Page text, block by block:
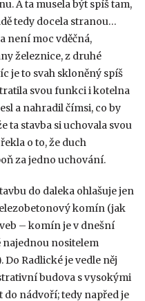
A ta musela být spíš tam,
tedy docela stranou…
není moc vděčná,
železnice, z druhé
je to svah skloněný spíš
svou funkci i kotelna
a nahradil čímsi, co by
ta stavba si uchovala svou
o to, že duch
za jedno uchování.
do daleka ohlašuje jen
komín (jak
– komín je v dnešní
nositelem
Radlické je vedle něj
budova s vysokými
do nádvoří; tedy napřed je